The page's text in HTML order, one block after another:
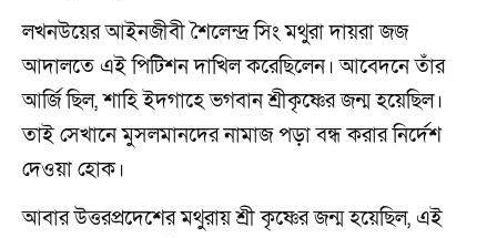
লখনউয়ের আইনজীবী শৈলেন্দ্র সিং মথুরা দায়রা জজ
আদালতে এই পিটিশন দাখিল করেছিলেন। আবেদনে তাঁর
আর্জি ছিল, শাহি ইদগাহে ভগবান শ্রীকৃষ্ণের জন্ম হয়েছিল।
তাই সেখানে মুসলমানদের নামাজ পড়া বন্ধ করার নির্দেশ
দেওয়া হোক।
আবার উত্তরপ্রদেশের মথুরায় শ্রী কৃষ্ণের জন্ম হয়েছিল, এই